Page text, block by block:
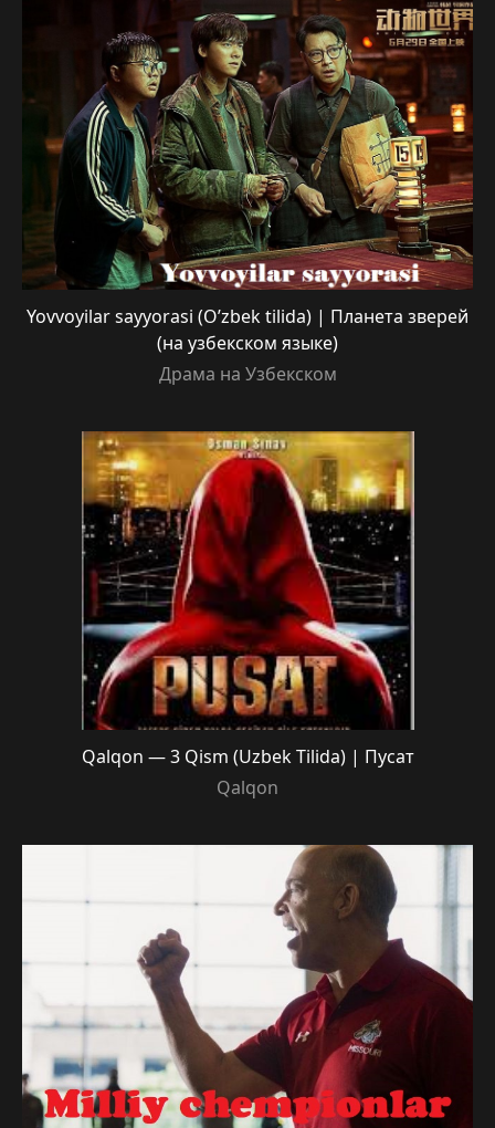
Yovvoyilar sayyorasi (O’zbek tilida) | Планета зверей
(на узбекском языке)
Драма на Узбекском
Qalqon — 3 Qism (Uzbek Tilida) | Пусат
Qalqon